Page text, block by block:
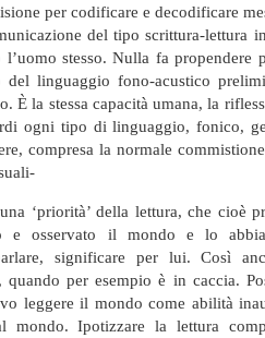
per codificare e decodificare
del tipo scrittura-lettura
stesso. Nulla fa propendere
linguaggio fono-acustico
È la stessa capacità umana, la
ogni tipo di linguaggio, fonico,
compresa la normale
‘priorità’ della lettura, che cioè
e osservato il mondo e lo
significare per lui. Così
quando per esempio è in caccia.
leggere il mondo come abilità
mondo. Ipotizzare la lettura